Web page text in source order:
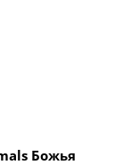
Божья